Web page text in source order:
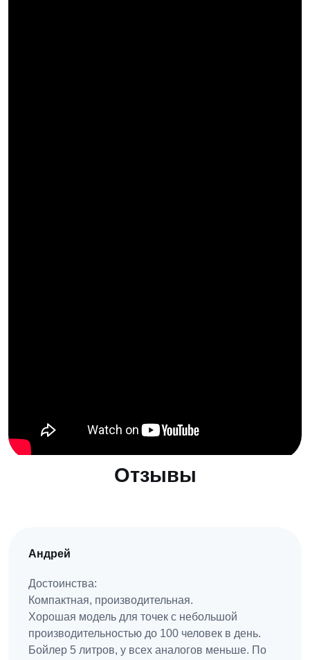
Отзывы
Андрей
Достоинства:
Компактная, производительная.
Хорошая модель для точек с небольшой
производительностью до 100 человек в день.
Бойлер 5 литров, у всех аналогов меньше. По